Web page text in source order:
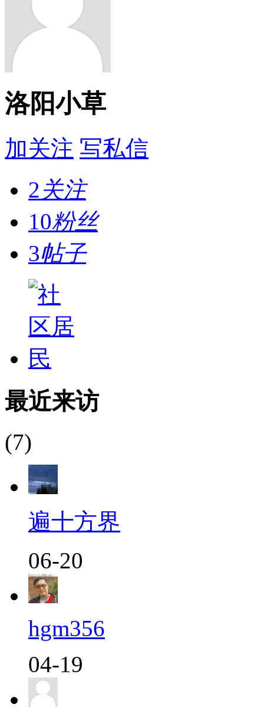
洛阳小草
加关注 写私信
2关注
10粉丝
3帖子
最近来访
(7)
遍十方界
06-20
hgm356
04-19